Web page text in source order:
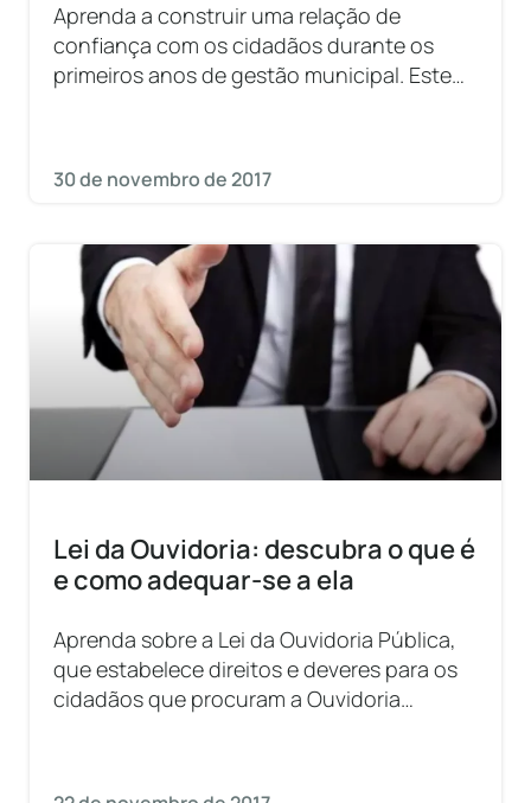
Aprenda a construir uma relação de
confiança com os cidadãos durante os
primeiros anos de gestão municipal. Este
30 de novembro de 2017
Lei da Ouvidoria: descubra o que é
e como adequar-se a ela
Aprenda sobre a Lei da Ouvidoria Pública,
que estabelece direitos e deveres para os
cidadãos que procuram a Ouvidoria